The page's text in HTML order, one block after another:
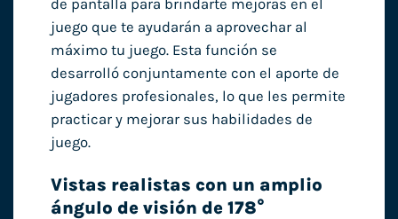
de pantalla para brindarte mejoras en el
juego que te ayudarán a aprovechar al
máximo tu juego. Esta función se
desarrolló conjuntamente con el aporte de
jugadores profesionales, lo que les permite
practicar y mejorar sus habilidades de
juego.
Vistas realistas con un amplio
ángulo de visión de 178°